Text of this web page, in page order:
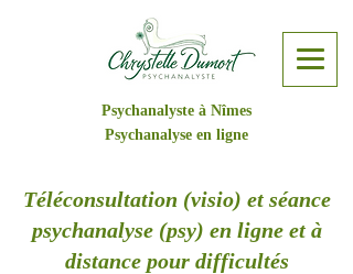
Psychanalyste à Nîmes
Psychanalyse en ligne
Téléconsultation (visio) et séance
psychanalyse (psy) en ligne et à
distance pour difficultés